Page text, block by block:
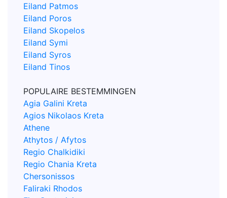
Eiland Patmos
Eiland Poros
Eiland Skopelos
Eiland Symi
Eiland Syros
Eiland Tinos
POPULAIRE BESTEMMINGEN
Agia Galini Kreta
Agios Nikolaos Kreta
Athene
Athytos / Afytos
Regio Chalkidiki
Regio Chania Kreta
Chersonissos
Faliraki Rhodos